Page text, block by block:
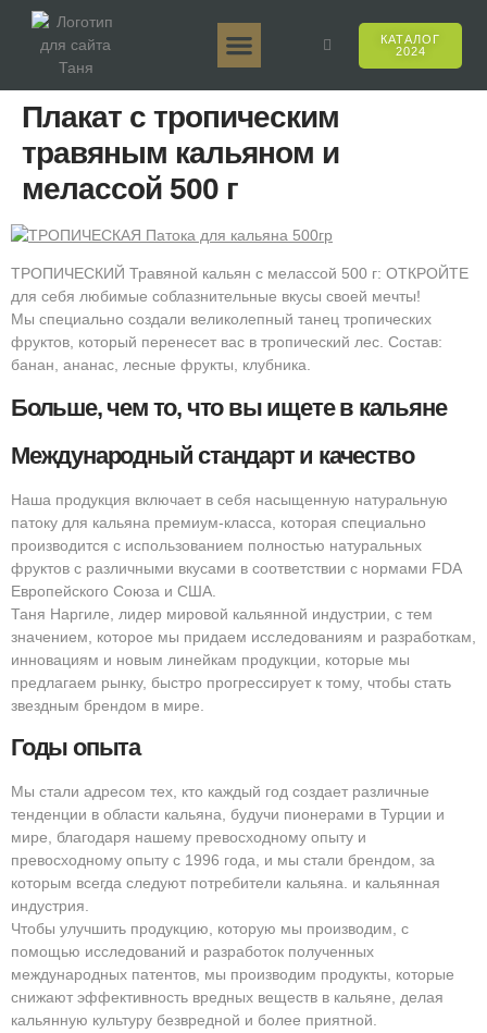
КАТАЛОГ
2024
Плакат с тропическим
травяным кальяном и
мелассой 500 г
ТРОПИЧЕСКИЙ Травяной кальян с мелассой 500 г: ОТКРОЙТЕ
для себя любимые соблазнительные вкусы своей мечты!
Мы специально создали великолепный танец тропических
фруктов, который перенесет вас в тропический лес. Состав:
банан, ананас, лесные фрукты, клубника.
Больше, чем то, что вы ищете в кальяне
Международный стандарт и качество
Наша продукция включает в себя насыщенную натуральную
патоку для кальяна премиум-класса, которая специально
производится с использованием полностью натуральных
фруктов с различными вкусами в соответствии с нормами FDA
Европейского Союза и США.
Таня Наргиле, лидер мировой кальянной индустрии, с тем
значением, которое мы придаем исследованиям и разработкам,
инновациям и новым линейкам продукции, которые мы
предлагаем рынку, быстро прогрессирует к тому, чтобы стать
звездным брендом в мире.
Годы опыта
Мы стали адресом тех, кто каждый год создает различные
тенденции в области кальяна, будучи пионерами в Турции и
мире, благодаря нашему превосходному опыту и
превосходному опыту с 1996 года, и мы стали брендом, за
которым всегда следуют потребители кальяна. и кальянная
индустрия.
Чтобы улучшить продукцию, которую мы производим, с
помощью исследований и разработок полученных
международных патентов, мы производим продукты, которые
снижают эффективность вредных веществ в кальяне, делая
кальянную культуру безвредной и более приятной.